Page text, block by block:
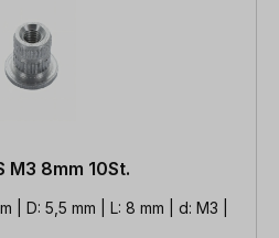
M3 8mm 10St.
| D: 5,5 mm | L: 8 mm | d: M3 |